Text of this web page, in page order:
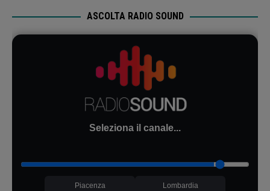
ASCOLTA RADIO SOUND
Seleziona il canale...
Piacenza Lombardia